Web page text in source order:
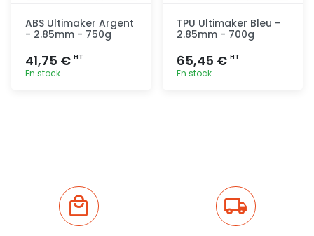
ABS Ultimaker Argent
- 2.85mm - 750g
41,75 € HT
En stock
TPU Ultimaker Bleu -
2.85mm - 700g
65,45 € HT
En stock